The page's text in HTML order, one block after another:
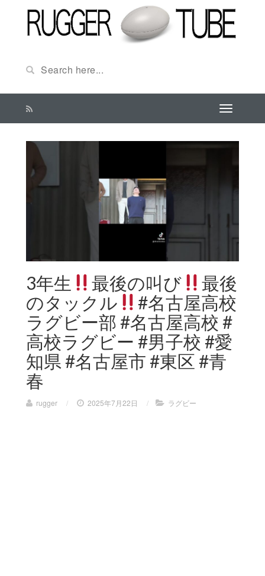
3年生 最後の叫び
最後
のタックル
#名古屋高校
ラグビー部 #名古屋高校 #
高校ラグビー #男子校 #愛
知県 #名古屋市 #東区 #青
春
rugger / 2025年7月22日 / ラグビー